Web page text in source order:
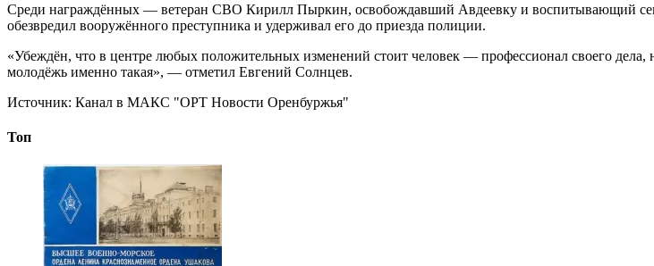
Среди награждённых — ветеран СВО Кирилл Пыркин, освобождавший Авдеевку и воспитывающий
обезвредил вооружённого преступника и удерживал его до приезда полиции.
«Убеждён, что в центре любых положительных изменений стоит человек — профессионал своего
молодёжь именно такая», — отметил Евгений Солнцев.
Источник: Канал в МАКС "ОРТ Новости Оренбуржья"
Топ